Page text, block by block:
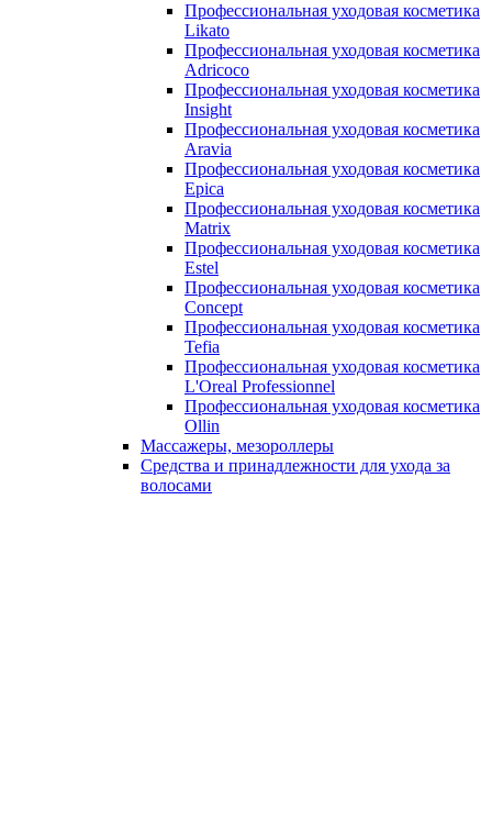
Профессиональная уходовая косметика
Likato
Профессиональная уходовая косметика
Adricoco
Профессиональная уходовая косметика
Insight
Профессиональная уходовая косметика
Aravia
Профессиональная уходовая косметика
Epica
Профессиональная уходовая косметика
Matrix
Профессиональная уходовая косметика
Estel
Профессиональная уходовая косметика
Concept
Профессиональная уходовая косметика
Tefia
Профессиональная уходовая косметика
L'Oreal Professionnel
Профессиональная уходовая косметика
Ollin
Массажеры, мезороллеры
Средства и принадлежности для ухода за
волосами